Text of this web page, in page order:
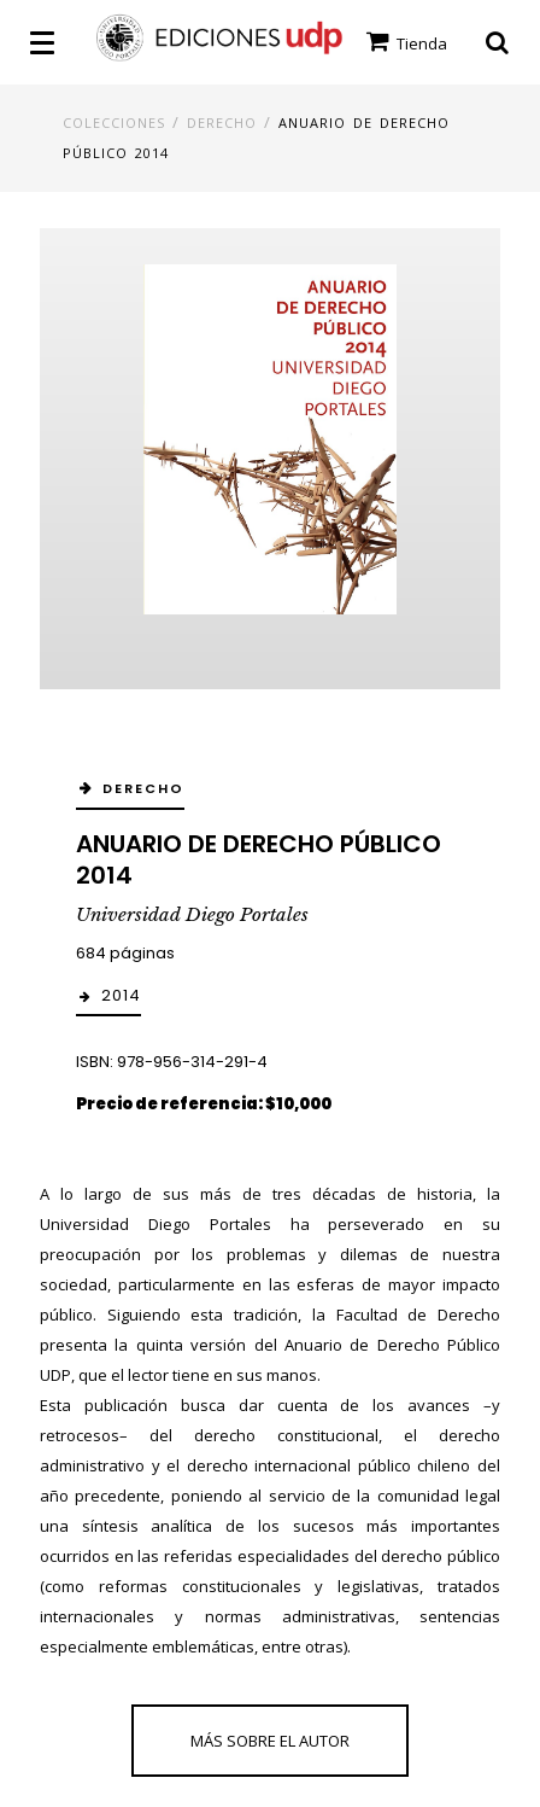
Tienda
COLECCIONES / DERECHO /ANUARIO DE DERECHO
PÚBLICO 2014
DERECHO
ANUARIO DE DERECHO PÚBLICO
2014
Universidad Diego Portales
684 páginas
2014
ISBN: 978-956-314-291-4
Precio de referencia: $10,000
A lo largo de sus más de tres décadas de historia, la
Universidad Diego Portales ha perseverado en su
preocupación por los problemas y dilemas de nuestra
sociedad, particularmente en las esferas de mayor impacto
público. Siguiendo esta tradición, la Facultad de Derecho
presenta la quinta versión del Anuario de Derecho Público
UDP, que el lector tiene en sus manos.
Esta publicación busca dar cuenta de los avances –y
retrocesos– del derecho constitucional, el derecho
administrativo y el derecho internacional público chileno del
año precedente, poniendo al servicio de la comunidad legal
una síntesis analítica de los sucesos más importantes
ocurridos en las referidas especialidades del derecho público
(como reformas constitucionales y legislativas, tratados
internacionales y normas administrativas, sentencias
especialmente emblemáticas, entre otras).